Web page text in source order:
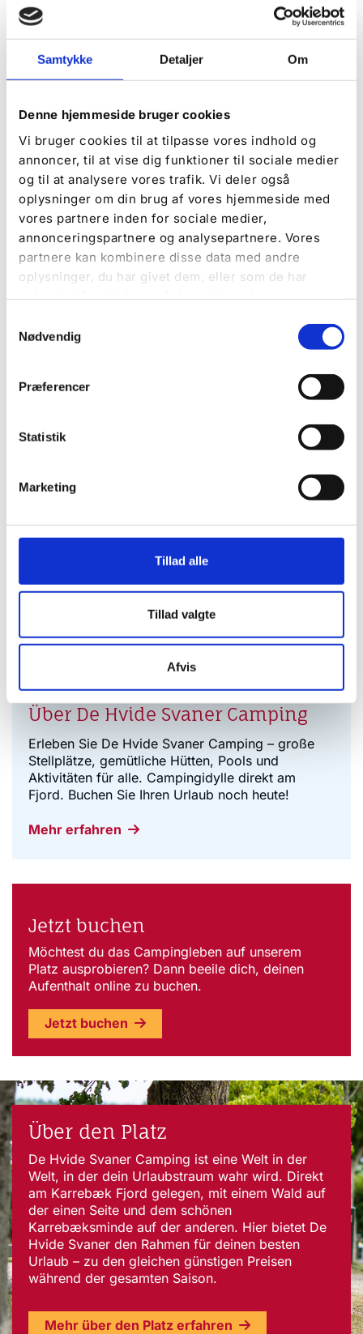
Samtykke Detaljer Om
Denne hjemmeside bruger cookies
Vi bruger cookies til at tilpasse vores indhold og
annoncer, til at vise dig funktioner til sociale medier
og til at analysere vores trafik. Vi deler også
oplysninger om din brug af vores hjemmeside med
vores partnere inden for sociale medier,
annonceringspartnere og analysepartnere. Vores
partnere kan kombinere disse data med andre
oplysninger, du har givet dem, eller som de har
indsamlet fra din brug af deres tjenester.
Nødvendig
Præferencer
Statistik
Marketing
Tillad alle
Tillad valgte
Afvis
Zertifizierungen und
Partnerschaften
Sehen Sie hier unsere Zertifizierungen,
Anerkennungen und Partnerschaften, die unsere
Werte und Ambitionen unterstützen, um das beste
Erlebnis für unsere Gäste zu schaffen.
Über De Hvide Svaner Camping
Erleben Sie De Hvide Svaner Camping – große
Stellplätze, gemütliche Hütten, Pools und
Aktivitäten für alle. Campingidylle direkt am
Fjord. Buchen Sie Ihren Urlaub noch heute!
Mehr erfahren
Jetzt buchen
Möchtest du das Campingleben auf unserem
Platz ausprobieren? Dann beeile dich, deinen
Aufenthalt online zu buchen.
Jetzt buchen
Über den Platz
De Hvide Svaner Camping ist eine Welt in der
Welt, in der dein Urlaubstraum wahr wird. Direkt
am Karrebæk Fjord gelegen, mit einem Wald auf
der einen Seite und dem schönen
Karrebæksminde auf der anderen. Hier bietet De
Hvide Svaner den Rahmen für deinen besten
Urlaub – zu den gleichen günstigen Preisen
während der gesamten Saison.
Mehr über den Platz erfahren